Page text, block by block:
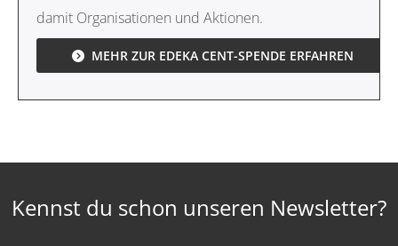
damit Organisationen und Aktionen.
MEHR ZUR EDEKA CENT-SPENDE ERFAHREN
Kennst du schon unseren Newsletter?